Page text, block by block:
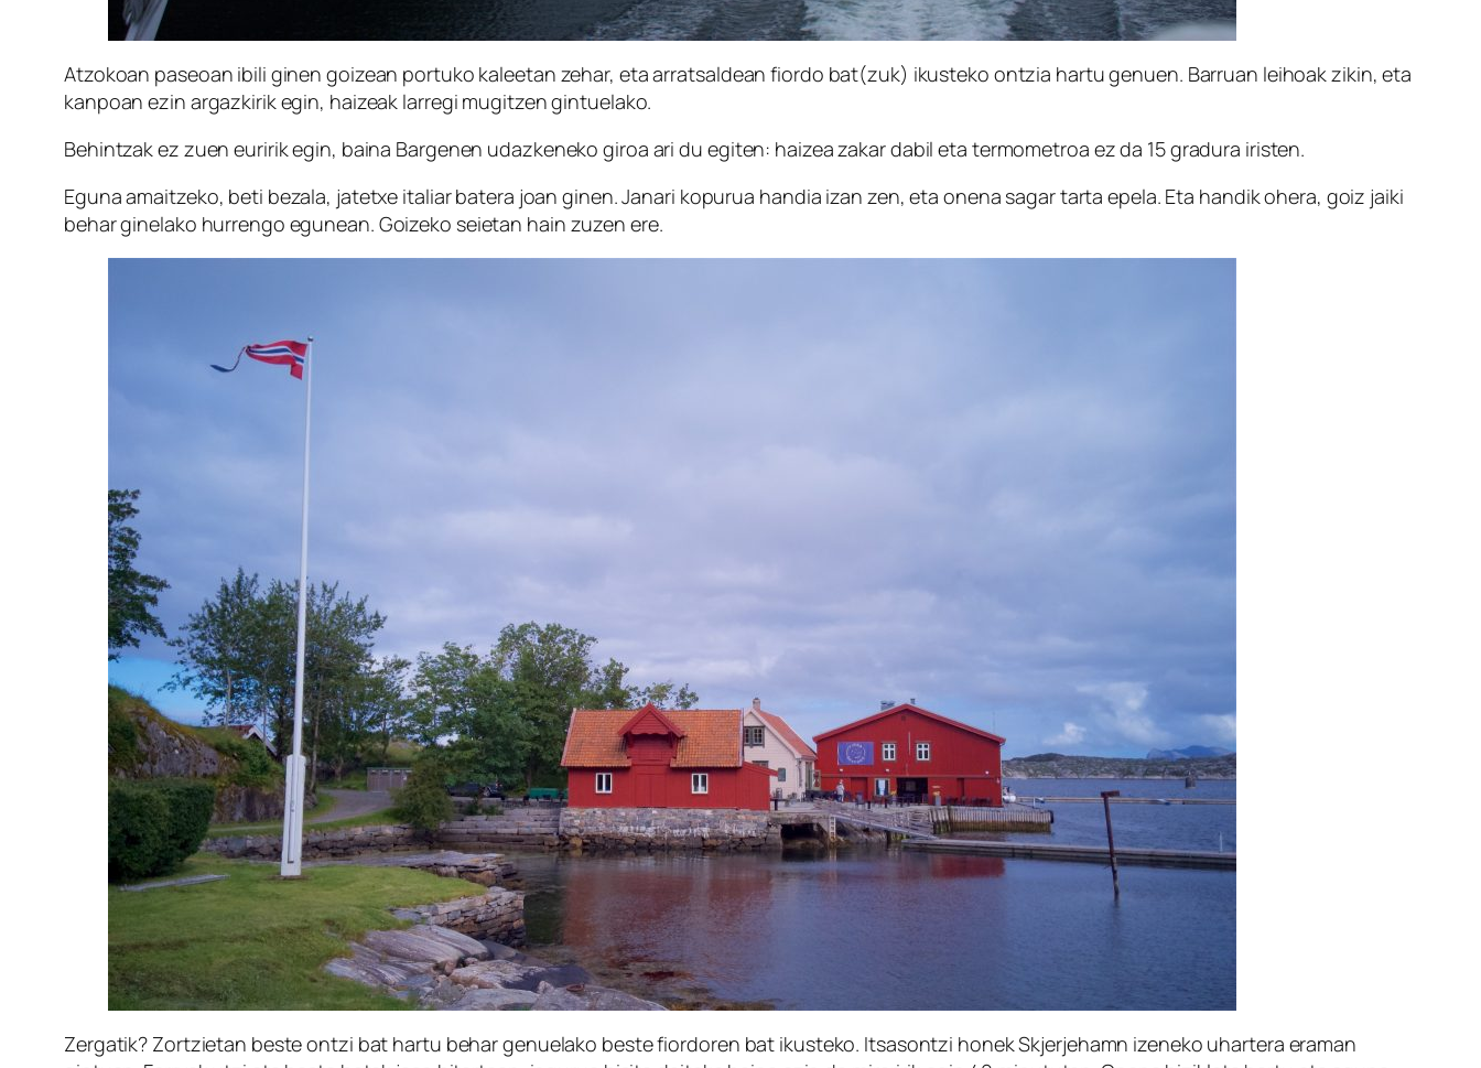
Atzokoan paseoan ibili ginen goizean portuko kaleetan zehar, eta arratsaldean fiordo bat(zuk) ikusteko ontzia hartu genuen. Barruan leihoak zikin, eta
kanpoan ezin argazkirik egin, haizeak larregi mugitzen gintuelako.
Behintzak ez zuen euririk egin, baina Bargenen udazkeneko giroa ari du egiten: haizea zakar dabil eta termometroa ez da 15 gradura iristen.
Eguna amaitzeko, beti bezala, jatetxe italiar batera joan ginen. Janari kopurua handia izan zen, eta onena sagar tarta epela. Eta handik ohera, goiz jaiki
behar ginelako hurrengo egunean. Goizeko seietan hain zuzen ere.
Zergatik? Zortzietan beste ontzi bat hartu behar genuelako beste fiordoren bat ikusteko. Itsasontzi honek Skjerjehamn izeneko uhartera eraman